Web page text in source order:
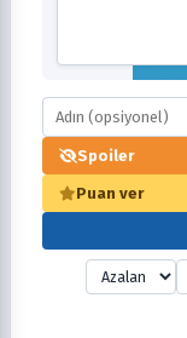
Spoiler
Puan ver